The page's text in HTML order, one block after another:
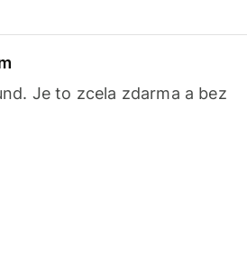
Je to zcela zdarma a bez